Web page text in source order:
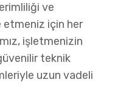
ve
için her
işletmenizin
teknik
uzun vadeli